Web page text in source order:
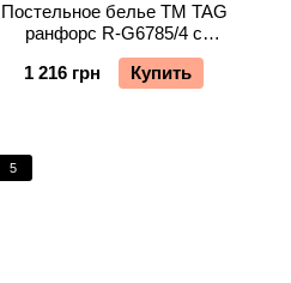
Постельное белье TM TAG
ранфорс R-G6785/4 с
компаньоном полуторное
1 216 грн
Купить
5